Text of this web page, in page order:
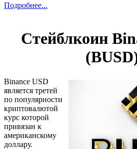
Подробнее...
Стейблкоин
Binance USD
является третей
по популярности
криптовалютой
курс которой
привязан к
американскому
доллару.